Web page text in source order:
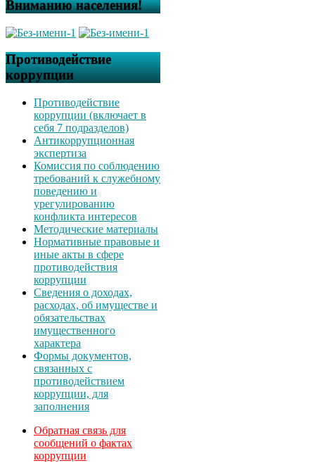
Вниманию населения!
Противодействие
коррупции
Противодействие
коррупции (включает в
себя 7 подразделов)
Антикоррупционная
экспертиза
Комиссия по соблюдению
требований к служебному
поведению и
урегулированию
конфликта интересов
Методические материалы
Нормативные правовые и
иные акты в сфере
противодействия
коррупции
Сведения о доходах,
расходах, об имуществе и
обязательствах
имущественного
характера
Формы документов,
связанных с
противодействием
коррупции, для
заполнения
Обратная связь для
сообщений о фактах
коррупции